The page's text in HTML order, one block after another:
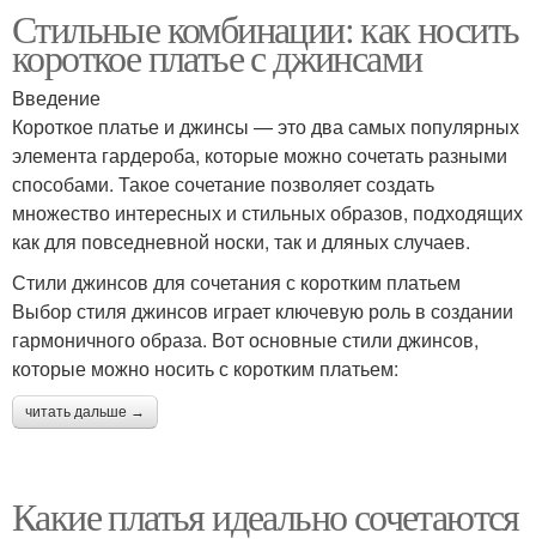
Стильные комбинации: как носить
короткое платье с джинсами
Введение
Короткое платье и джинсы — это два самых популярных
элемента гардероба, которые можно сочетать разными
способами. Такое сочетание позволяет создать
множество интересных и стильных образов, подходящих
как для повседневной носки, так и дляных случаев.
Стили джинсов для сочетания с коротким платьем
Выбор стиля джинсов играет ключевую роль в создании
гармоничного образа. Вот основные стили джинсов,
которые можно носить с коротким платьем:
читать дальше →
Какие платья идеально сочетаются